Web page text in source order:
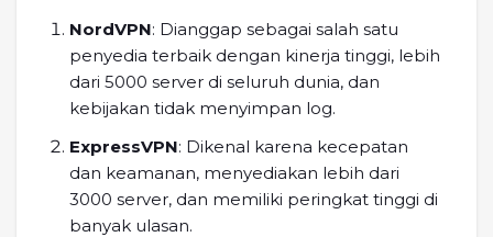
NordVPN: Dianggap sebagai salah satu
penyedia terbaik dengan kinerja tinggi, lebih
dari 5000 server di seluruh dunia, dan
kebijakan tidak menyimpan log.
ExpressVPN: Dikenal karena kecepatan
dan keamanan, menyediakan lebih dari
3000 server, dan memiliki peringkat tinggi di
banyak ulasan.